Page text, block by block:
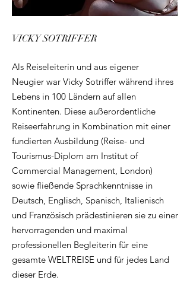
VICKY SOTRIFFER
Als Reiseleiterin und aus eigener
Neugier war Vicky Sotriffer während ihres
Lebens in 100 Ländern auf allen
Kontinenten. Diese außerordentliche
Reiseerfahrung in Kombination mit einer
fundierten Ausbildung (Reise- und
Tourismus-Diplom am Institut of
Commercial Management, London)
sowie fließende Sprachkenntnisse in
Deutsch, Englisch, Spanisch, Italienisch
und Französisch prädestinieren sie zu einer
hervorragenden und maximal
professionellen Begleiterin für eine
gesamte WELTREISE und für jedes Land
dieser Erde.